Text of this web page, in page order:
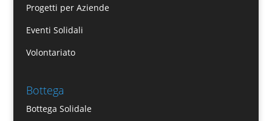
Progetti per Aziende
Eventi Solidali
Volontariato
Bottega
Bottega Solidale